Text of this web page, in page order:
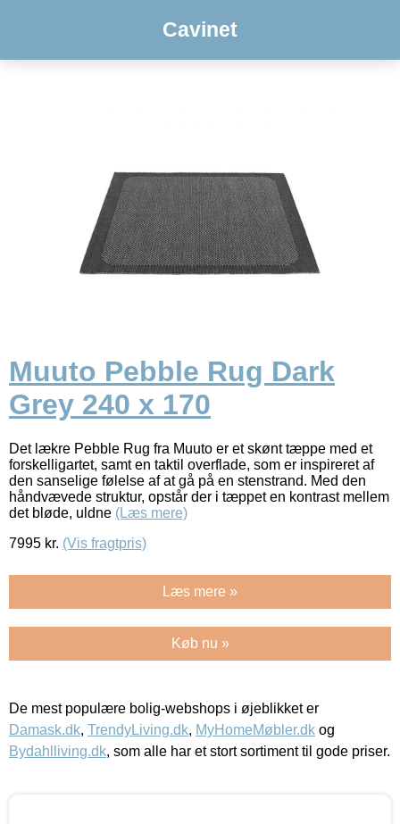
Cavinet
Muuto Pebble Rug Dark
Grey 240 x 170
Det lækre Pebble Rug fra Muuto er et skønt tæppe med et
forskelligartet, samt en taktil overflade, som er inspireret af
den sanselige følelse af at gå på en stenstrand. Med den
håndvævede struktur, opstår der i tæppet en kontrast mellem
det bløde, uldne (Læs mere)
7995 kr. (Vis fragtpris)
Læs mere »
Køb nu »
De mest populære bolig-webshops i øjeblikket er
Damask.dk, TrendyLiving.dk, MyHomeMøbler.dk og
Bydahlliving.dk, som alle har et stort sortiment til gode priser.